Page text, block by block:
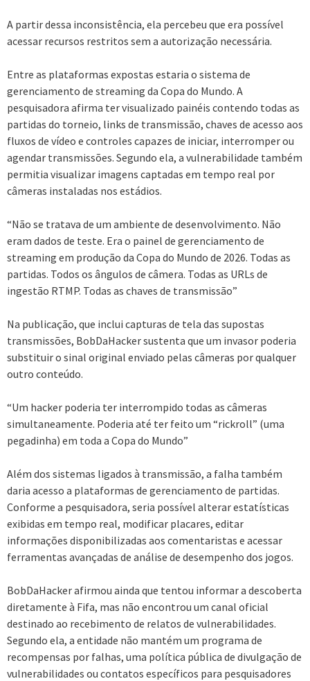
A partir dessa inconsistência, ela percebeu que era possível
acessar recursos restritos sem a autorização necessária.
Entre as plataformas expostas estaria o sistema de
gerenciamento de streaming da Copa do Mundo. A
pesquisadora afirma ter visualizado painéis contendo todas as
partidas do torneio, links de transmissão, chaves de acesso aos
fluxos de vídeo e controles capazes de iniciar, interromper ou
agendar transmissões. Segundo ela, a vulnerabilidade também
permitia visualizar imagens captadas em tempo real por
câmeras instaladas nos estádios.
“Não se tratava de um ambiente de desenvolvimento. Não
eram dados de teste. Era o painel de gerenciamento de
streaming em produção da Copa do Mundo de 2026. Todas as
partidas. Todos os ângulos de câmera. Todas as URLs de
ingestão RTMP. Todas as chaves de transmissão”
Na publicação, que inclui capturas de tela das supostas
transmissões, BobDaHacker sustenta que um invasor poderia
substituir o sinal original enviado pelas câmeras por qualquer
outro conteúdo.
“Um hacker poderia ter interrompido todas as câmeras
simultaneamente. Poderia até ter feito um “rickroll” (uma
pegadinha) em toda a Copa do Mundo”
Além dos sistemas ligados à transmissão, a falha também
daria acesso a plataformas de gerenciamento de partidas.
Conforme a pesquisadora, seria possível alterar estatísticas
exibidas em tempo real, modificar placares, editar
informações disponibilizadas aos comentaristas e acessar
ferramentas avançadas de análise de desempenho dos jogos.
BobDaHacker afirmou ainda que tentou informar a descoberta
diretamente à Fifa, mas não encontrou um canal oficial
destinado ao recebimento de relatos de vulnerabilidades.
Segundo ela, a entidade não mantém um programa de
recompensas por falhas, uma política pública de divulgação de
vulnerabilidades ou contatos específicos para pesquisadores